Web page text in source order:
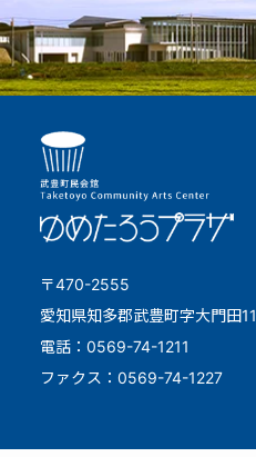
〒470-2555
愛知県知多郡武豊町字大門田11
電話：0569-74-1211
ファクス：0569-74-1227